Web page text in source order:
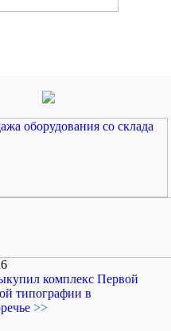
комплекс Первой
типографии в
>>